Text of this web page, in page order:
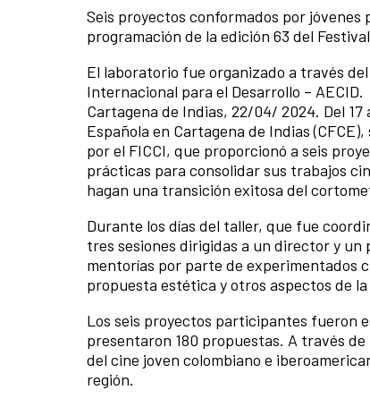
Seis proyectos conformados por jóvenes
programación de la edición 63 del
El laboratorio fue organizado a través
Internacional para el Desarrollo – AECID.
Cartagena de Indias, 22/04/ 2024. Del
Española en Cartagena de Indias
por el FICCI, que proporcionó a seis
prácticas para consolidar sus trabajos
hagan una transición exitosa del
Durante los días del taller, que fue
tres sesiones dirigidas a un director y
mentorías por parte de experimentados
propuesta estética y otros aspectos de
Los seis proyectos participantes fueron
presentaron 180 propuestas. A través
del cine joven colombiano e
región.